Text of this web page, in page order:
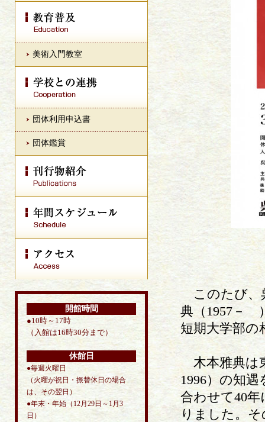
美術入門教室
団体利用申込書
団体鑑賞
開館時間
●10時～17時
（入館は16時30分まで）
休館日
●毎週火曜日
（火曜が祝日・振替休日の場合
は、その翌日）
●年末・年始（12月29日～1月3
日）
このたび、
典（1957－
短期大学部の
木本雅典は
1996）の知
合わせて40
りました。